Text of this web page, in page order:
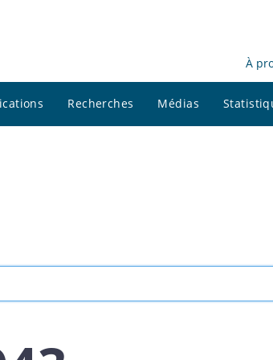
À
Recherches Médias